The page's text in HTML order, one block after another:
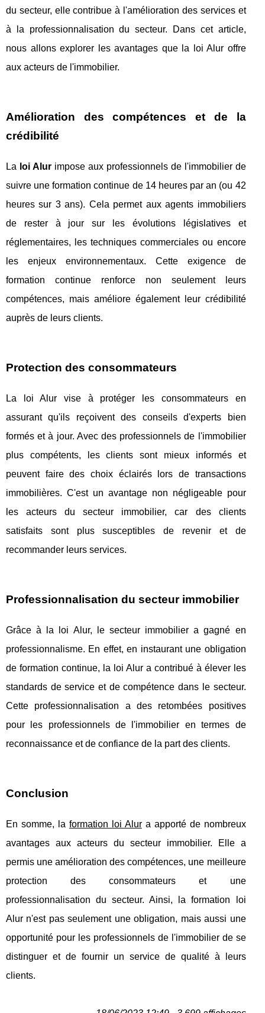
du secteur, elle contribue à l'amélioration des services et
à la professionnalisation du secteur. Dans cet article,
nous allons explorer les avantages que la loi Alur offre
aux acteurs de l'immobilier.
Amélioration des compétences et de la
crédibilité
La loi Alurimpose aux professionnels de l'immobilier de
suivre une formation continue de 14 heures par an (ou 42
heures sur 3 ans). Cela permet aux agents immobiliers
de rester à jour sur les évolutions législatives et
réglementaires, les techniques commerciales ou encore
les enjeux environnementaux. Cette exigence de
formation continue renforce non seulement leurs
compétences, mais améliore également leur crédibilité
auprès de leurs clients.
Protection des consommateurs
La loi Alur vise à protéger les consommateurs en
assurant qu'ils reçoivent des conseils d'experts bien
formés et à jour. Avec des professionnels de l'immobilier
plus compétents, les clients sont mieux informés et
peuvent faire des choix éclairés lors de transactions
immobilières. C'est un avantage non négligeable pour
les acteurs du secteur immobilier, car des clients
satisfaits sont plus susceptibles de revenir et de
recommander leurs services.
Professionnalisation du secteur immobilier
Grâce à la loi Alur, le secteur immobilier a gagné en
professionnalisme. En effet, en instaurant une obligation
de formation continue, la loi Alur a contribué à élever les
standards de service et de compétence dans le secteur.
Cette professionnalisation a des retombées positives
pour les professionnels de l'immobilier en termes de
reconnaissance et de confiance de la part des clients.
Conclusion
En somme, la formation loi Alura apporté de nombreux
avantages aux acteurs du secteur immobilier. Elle a
permis une amélioration des compétences, une meilleure
protection des consommateurs et une
professionnalisation du secteur. Ainsi, la formation loi
Alur n'est pas seulement une obligation, mais aussi une
opportunité pour les professionnels de l'immobilier de se
distinguer et de fournir un service de qualité à leurs
clients.